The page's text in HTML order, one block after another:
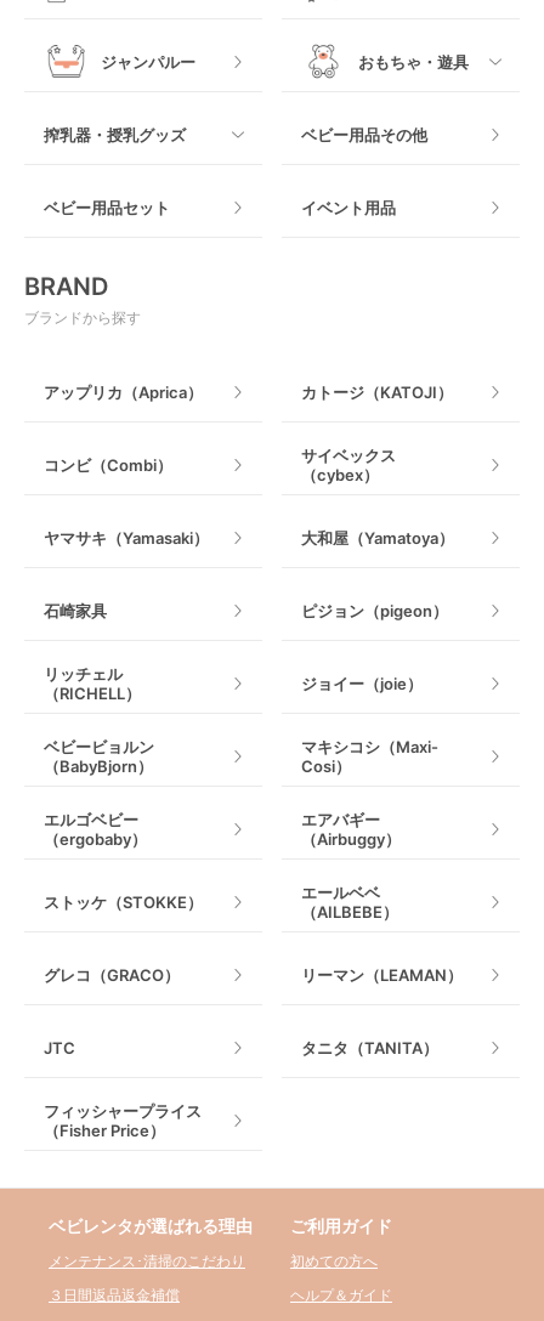
抱っこ紐その他
木製
マット製
ジャンパルー おもちゃ・遊具
室内遊具
搾乳器・授乳グッズ
授乳グッズ・ママ用品
ベビー用品その他
ベビー用品セット イベント用品
BRAND
ブランドから探す
アップリカ（Aprica） カトージ（KATOJI）
コンビ（Combi）
サイベックス
（cybex）
ヤマサキ（Yamasaki） 大和屋（Yamatoya）
石崎家具 ピジョン（pigeon）
リッチェル
（RICHELL）
ジョイー（joie）
ベビービョルン
（BabyBjorn）
マキシコシ（Maxi-
Cosi）
エルゴベビー
（ergobaby）
エアバギー
（Airbuggy）
ストッケ（STOKKE）
エールベベ
（AILBEBE）
グレコ（GRACO） リーマン（LEAMAN）
JTC タニタ（TANITA）
フィッシャープライス
（Fisher Price）
ベビレンタが選ばれる理由
メンテナンス･清掃のこだわり
３日間返品返金補償
ご利用ガイド
初めての方へ
ヘルプ＆ガイド